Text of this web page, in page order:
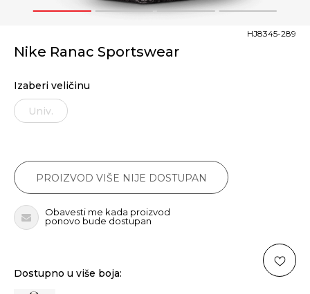
1 2 3 4
Nike Ranac Sportswear
HJ8345-289
Izaberi veličinu
Univ.
PROIZVOD VIŠE NIJE DOSTUPAN
Obavesti me kada proizvod
ponovo bude dostupan
Dostupno u više boja: